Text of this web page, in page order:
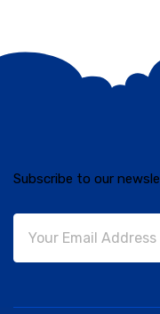
Subscribe to our